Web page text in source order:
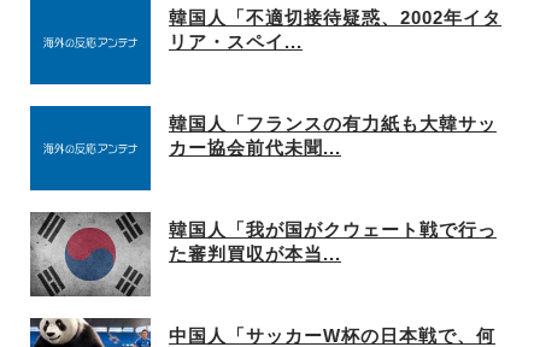
韓国人「不適切接待疑惑、2002年イタ
リア・スペイ...
韓国人「フランスの有力紙も大韓サッ
カー協会前代未聞...
韓国人「我が国がクウェート戦で行っ
た審判買収が本当...
中国人「サッカーW杯の日本戦で、何